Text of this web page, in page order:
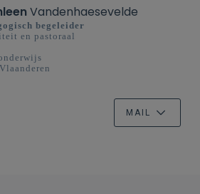
Vandenhaesevelde
begeleider
en pastoraal
MAIL